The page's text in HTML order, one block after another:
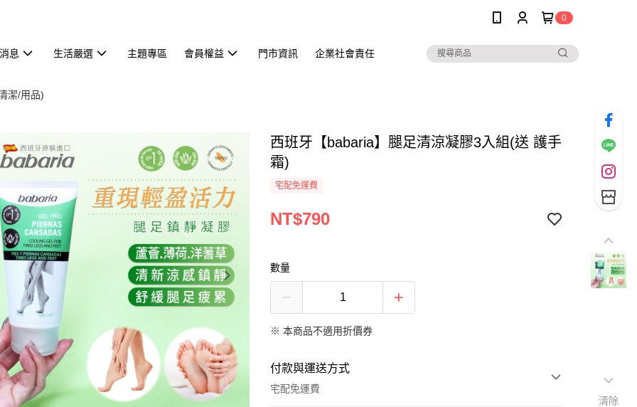
0
息 生活嚴選 主題專區 會員權益 門市資訊 企業社會責任
潔/用品)
西班牙【babaria】腿足清涼凝膠3入組(送 護手
霜)
宅配免運費
NT$790
數量
※ 本商品不適用折價券
付款與運送方式
宅配免運費
清除